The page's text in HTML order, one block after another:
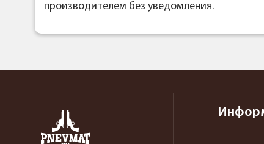
производителем без уведомления.